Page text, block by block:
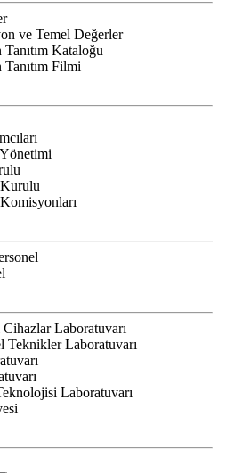
ve Temel Değerler
Kataloğu
Filmi
Laboratuvarı
Teknikler Laboratuvarı
Laboratuvarı